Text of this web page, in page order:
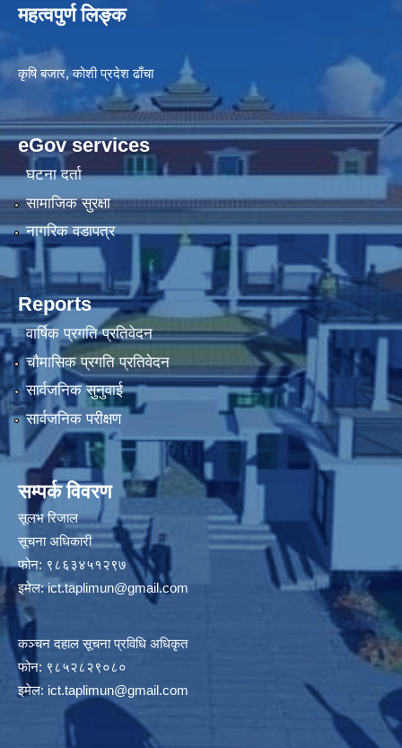
महत्वपुर्ण लिङ्क
कृषि बजार, कोशी प्रदेश ढाँचा
eGov services
घटना दर्ता
सामाजिक सुरक्षा
नागरिक वडापत्र
Reports
वार्षिक प्रगति प्रतिवेदन
चौमासिक प्रगति प्रतिवेदन
सार्वजनिक सुनुवाई
सार्वजनिक परीक्षण
सम्पर्क विवरण
सूलभ रिजाल
सूचना अधिकारी
फोन: ९८६३४५१२९७
इमेल:ict.taplimun@gmail.com
कञ्‍चन दहाल सूचना प्रविधि अधिकृत
फोन: ९८५२८२९०८०
इमेल: ict.taplimun@gmail.com